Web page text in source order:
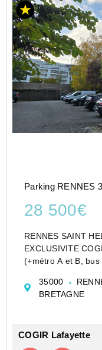
Parking RENNES
28 500€
RENNES SAINT
EXCLUSIVITE COGIR
(+métro A et B, bus
résidence
Libres.
35000
BRETAGNE
COGIR Lafayette